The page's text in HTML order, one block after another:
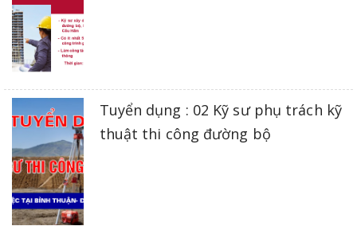
Tuyển dụng : 02 Kỹ sư phụ trách kỹ
thuật thi công đường bộ